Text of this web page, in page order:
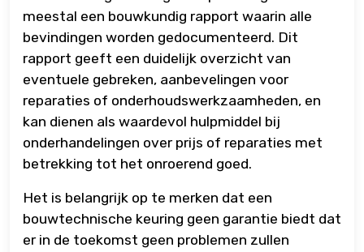
meestal een bouwkundig rapport waarin alle
bevindingen worden gedocumenteerd. Dit
rapport geeft een duidelijk overzicht van
eventuele gebreken, aanbevelingen voor
reparaties of onderhoudswerkzaamheden, en
kan dienen als waardevol hulpmiddel bij
onderhandelingen over prijs of reparaties met
betrekking tot het onroerend goed.
Het is belangrijk op te merken dat een
bouwtechnische keuring geen garantie biedt dat
er in de toekomst geen problemen zullen